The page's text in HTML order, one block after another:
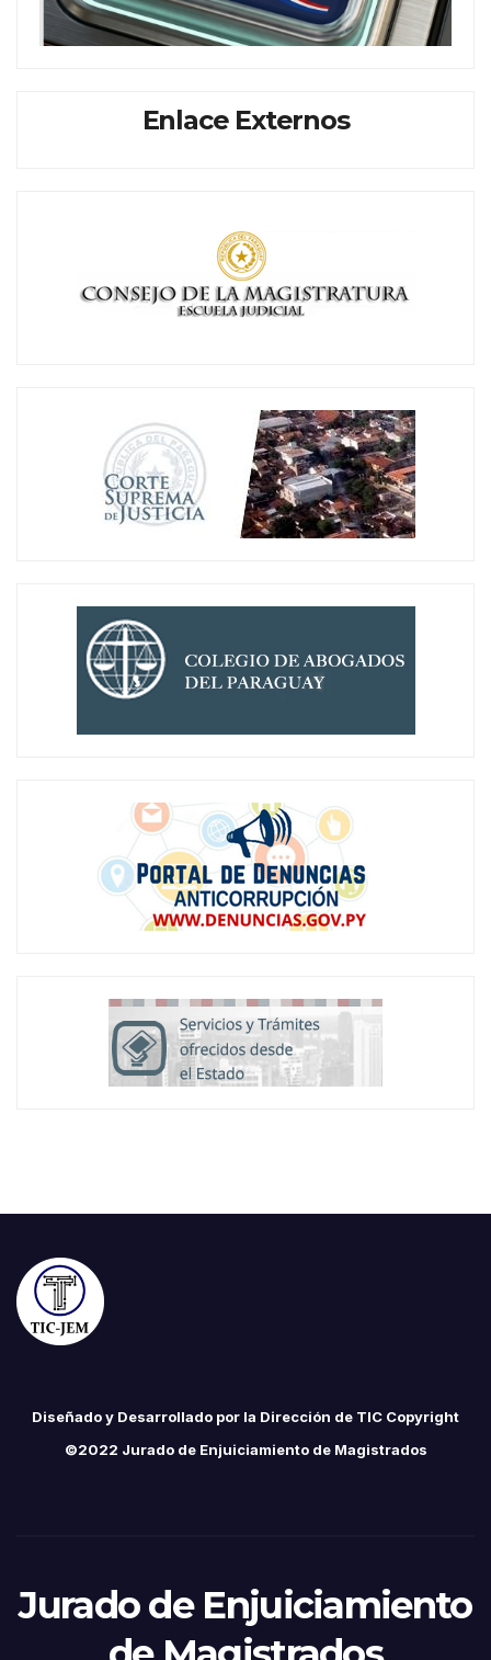
Enlace Externos
Diseñado y Desarrollado por la Dirección de TIC Copyright
©2022 Jurado de Enjuiciamiento de Magistrados
Jurado de Enjuiciamiento